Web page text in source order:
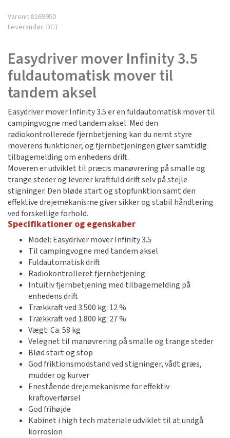
Varenr: 8269950
Leverandør: DCT
Easydriver mover Infinity 3.5
fuldautomatisk mover til
tandem aksel
Easydriver mover Infinity 3.5 er en fuldautomatisk mover til
campingvogne med tandem aksel. Med den
radiokontrollerede fjernbetjening kan du nemt styre
moverens funktioner, og fjernbetjeningen giver samtidig
tilbagemelding om enhedens drift.
Moveren er udviklet til præcis manøvrering på smalle og
trange steder og leverer kraftfuld drift selv på stejle
stigninger. Den bløde start og stopfunktion samt den
effektive drejemekanisme giver sikker og stabil håndtering
ved forskellige forhold.
Specifikationer og egenskaber
Model: Easydriver mover Infinity 3.5
Til campingvogne med tandem aksel
Fuldautomatisk drift
Radiokontrolleret fjernbetjening
Intuitiv fjernbetjening med tilbagemelding på
enhedens drift
Trækkraft ved 3.500 kg: 12 %
Trækkraft ved 1.800 kg: 27 %
Vægt: Ca. 58 kg
Velegnet til manøvrering på smalle og trange steder
Blød start og stop
God friktionsmodstand ved stigninger, vådt græs,
mudder og kurver
Enestående drejemekanisme for effektiv
kraftoverførsel
God frihøjde
Kabinet i high tech materiale udviklet til at undgå
korrosion